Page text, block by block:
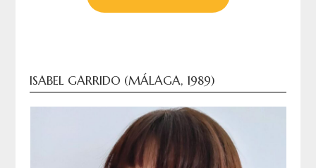
ISABEL GARRIDO (MÁLAGA, 1989)